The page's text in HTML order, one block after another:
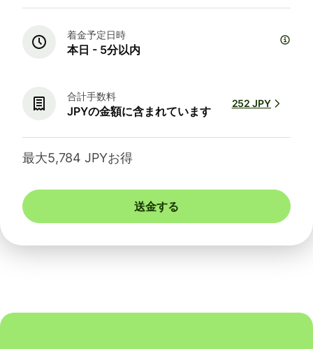
着金予定日時
本日 - 5分以内
合計手数料
JPYの金額に含まれています
252 JPY
最大5,784 JPYお得
送金する